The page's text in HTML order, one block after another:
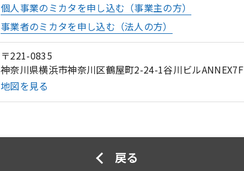
個人事業のミカタを申し込む（事業主の方）
事業者のミカタを申し込む（法人の方）
〒221-0835
神奈川県横浜市神奈川区鶴屋町2-24-1谷川ビルANNEX7F
地図を見る
戻る